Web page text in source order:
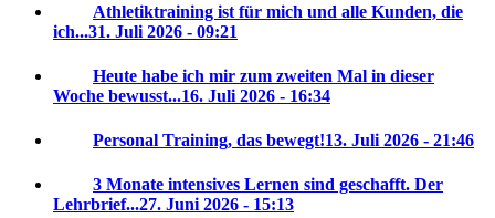
Athletiktraining ist für mich und alle Kunden, die
ich...31. Juli 2026 - 09:21
Heute habe ich mir zum zweiten Mal in dieser
Woche bewusst...16. Juli 2026 - 16:34
Personal Training, das bewegt!13. Juli 2026 - 21:46
3 Monate intensives Lernen sind geschafft. Der
Lehrbrief...27. Juni 2026 - 15:13